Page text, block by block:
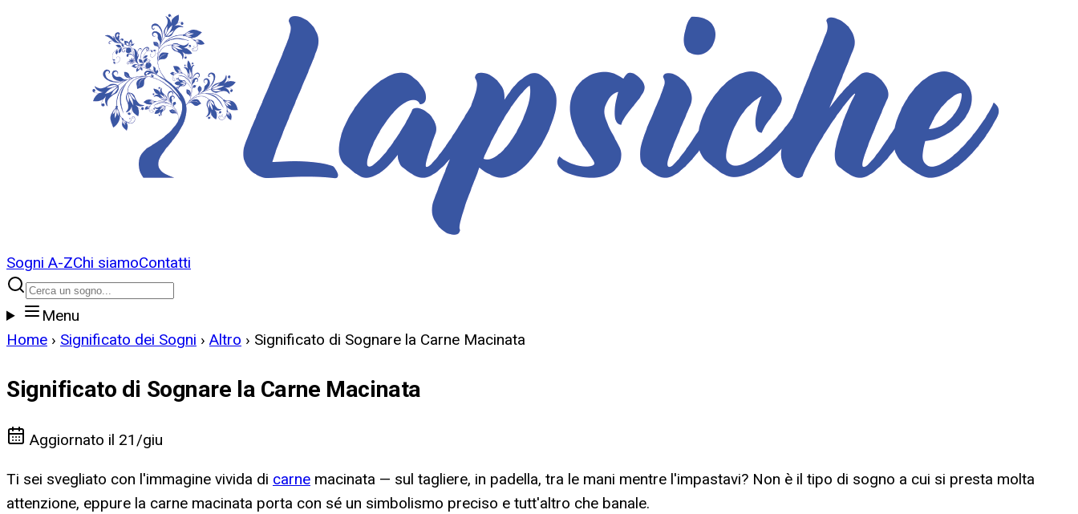
Sogni A-ZChi siamoContatti
Menu
Home › Significato dei Sogni › Altro › Significato di Sognare la Carne Macinata
Significato di Sognare la Carne Macinata
Aggiornato il 21/giu
Ti sei svegliato con l'immagine vivida di carne macinata — sul tagliere, in padella, tra le mani mentre l'impastavi? Non è il tipo di sogno a cui si presta molta
attenzione, eppure la carne macinata porta con sé un simbolismo preciso e tutt'altro che banale.